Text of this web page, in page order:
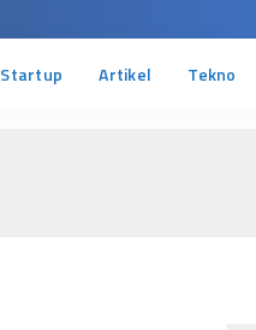
Startup Artikel Tekno